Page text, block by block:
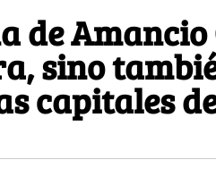
de Amancio
sino
capitales